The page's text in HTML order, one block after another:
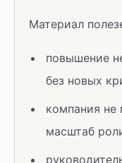
Материал
повышение
без новых
компания
масштаб